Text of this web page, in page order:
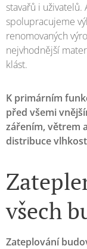
stavařů i uživatelů.
spolupracujeme
renomovaných
nejvhodnější
klást.
K primárním
před všemi
zářením, větrem
distribuce
všech
Zateplování